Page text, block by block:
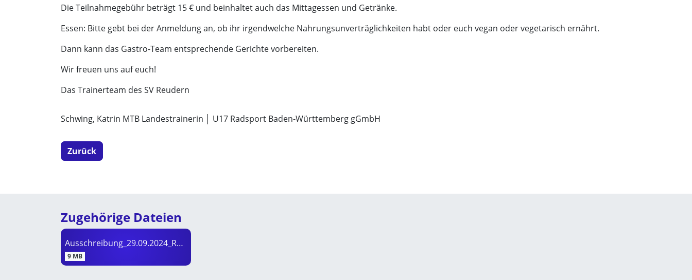
Die Teilnahmegebühr beträgt 15 € und beinhaltet auch das Mittagessen und Getränke.
Essen: Bitte gebt bei der Anmeldung an, ob ihr irgendwelche Nahrungsunverträglichkeiten habt oder euch vegan oder vegetarisch ernährt.
Dann kann das Gastro-Team entsprechende Gerichte vorbereiten.
Wir freuen uns auf euch!
Das Trainerteam des SV Reudern
Schwing, Katrin MTB Landestrainerin │ U17 Radsport Baden-Württemberg gGmbH
Zurück
Zugehörige Dateien
Ausschreibung_29.09.2024_Reudern_WRSV.pdf
9 MB